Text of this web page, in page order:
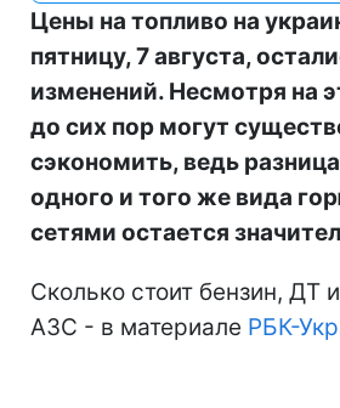
Цены на топливо на
пятницу, 7 августа,
изменений. Несмотря на
до сих пор могут
сэкономить, ведь
одного и того же вида
сетями остается
Сколько стоит бензин, ДТ
АЗС - в материале РБК-